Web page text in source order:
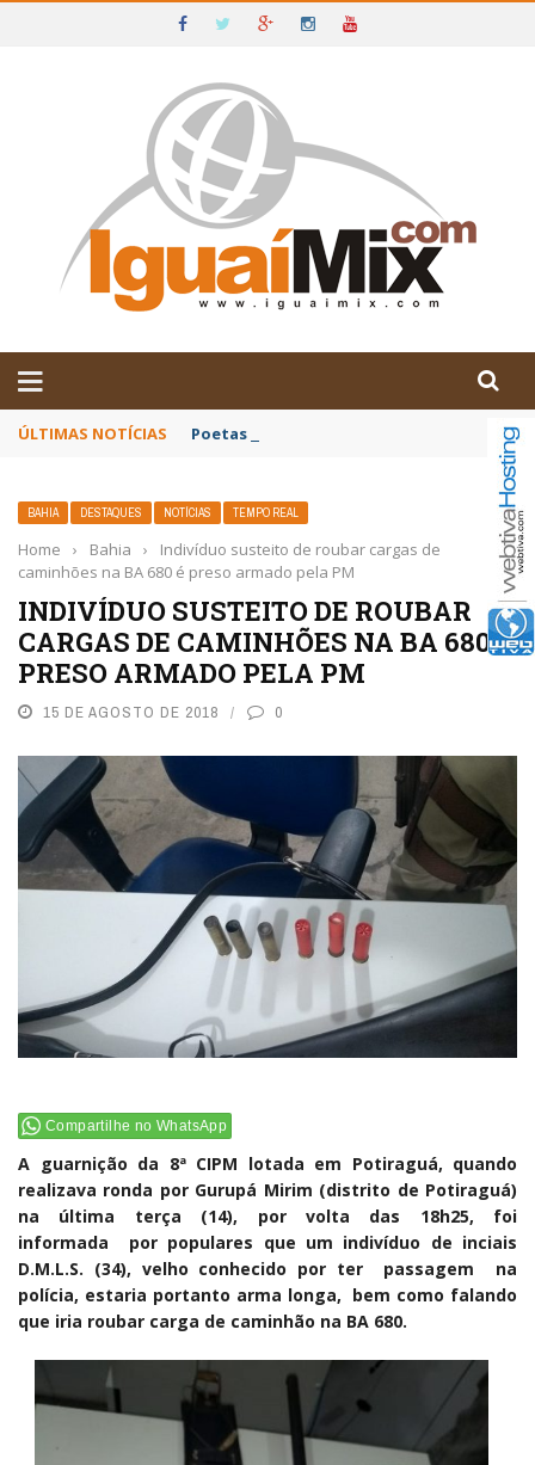
IGUAÍ E SUDOESTE DA BAHIA
ÚLTIMAS NOTÍCIAS Poetas baianos representam o Brasil no
BAHIA DESTAQUES NOTÍCIAS TEMPO REAL
Home › Bahia ›
Indivíduo susteito de roubar cargas de
caminhões na BA 680 é preso armado pela PM
INDIVÍDUO SUSTEITO DE ROUBAR
CARGAS DE CAMINHÕES NA BA 680 É
PRESO ARMADO PELA PM
15 DE AGOSTO DE 2018 0
Compartilhe no WhatsApp
A guarnição da 8ª CIPM lotada em Potiraguá, quando
realizava ronda por Gurupá Mirim (distrito de Potiraguá)
na última terça (14), por volta das 18h25, foi
informada por populares que um indivíduo de inciais
D.M.L.S. (34), velho conhecido por ter passagem na
polícia, estaria portanto arma longa, bem como falando
que iria roubar carga de caminhão na BA 680.